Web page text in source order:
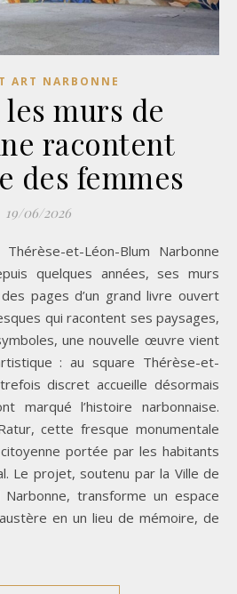
ART NARBONNE
les murs de
racontent
des femmes
19/06/2026
quelques années, ses murs
pages d’un grand livre ouvert
qui racontent ses paysages,
une nouvelle œuvre vient
: au square Thérèse-et-
discret accueille désormais
marqué l’histoire narbonnaise.
cette fresque monumentale
portée par les habitants
Le projet, soutenu par la Ville de
transforme un espace
en un lieu de mémoire, de